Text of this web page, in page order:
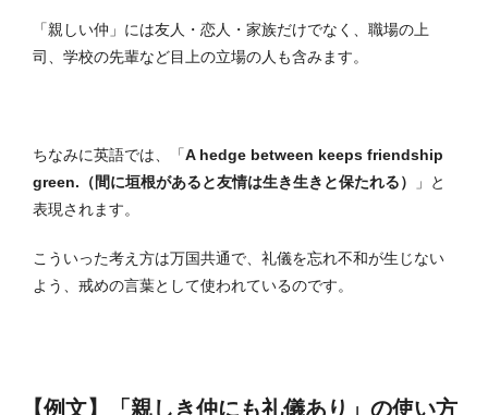
「親しい仲」には友人・恋人・家族だけでなく、職場の上
司、学校の先輩など目上の立場の人も含みます。
ちなみに英語では、「A hedge between keeps friendship
green.（間に垣根があると友情は生き生きと保たれる）
」と
表現されます。
こういった考え方は万国共通で、礼儀を忘れ不和が生じない
よう、戒めの言葉として使われているのです。
【例文】「親しき仲にも礼儀あり」の使い方